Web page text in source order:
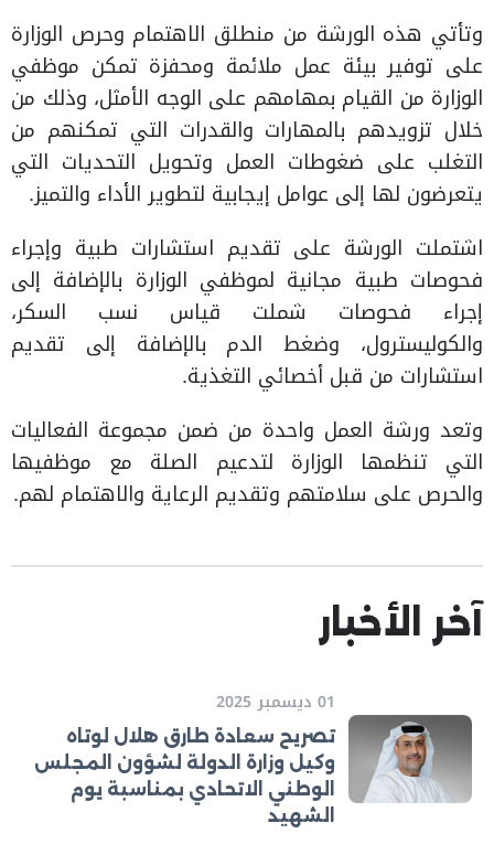
وتأتي هذه الورشة من منطلق الاهتمام وحرص الوزارة
على توفير بيئة عمل ملائمة ومحفزة تمكن موظفي
الوزارة من القيام بمهامهم على الوجه الأمثل، وذلك من
خلال تزويدهم بالمهارات والقدرات التي تمكنهم من
التغلب على ضغوطات العمل وتحويل التحديات التي
يتعرضون لها إلى عوامل إيجابية لتطوير الأداء والتميز.
اشتملت الورشة على تقديم استشارات طبية وإجراء
فحوصات طبية مجانية لموظفي الوزارة بالإضافة إلى
إجراء فحوصات شملت قياس نسب السكر،
والكوليسترول، وضغط الدم بالإضافة إلى تقديم
استشارات من قبل أخصائي التغذية.
وتعد ورشة العمل واحدة من ضمن مجموعة الفعاليات
التي تنظمها الوزارة لتدعيم الصلة مع موظفيها
والحرص على سلامتهم وتقديم الرعاية والاهتمام لهم.
آخر الأخبار
01 ديسمبر 2025
تصريح سعادة طارق هلال لوتاه
وكيل وزارة الدولة لشؤون المجلس
الوطني الاتحادي بمناسبة يوم
الشهيد